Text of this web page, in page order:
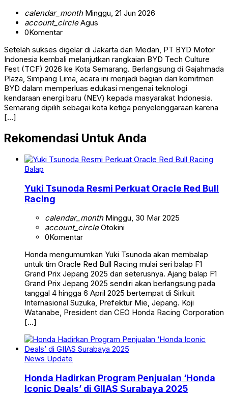
calendar_monthMinggu, 21 Jun 2026
account_circleAgus
0Komentar
Setelah sukses digelar di Jakarta dan Medan, PT BYD Motor
Indonesia kembali melanjutkan rangkaian BYD Tech Culture
Fest (TCF) 2026 ke Kota Semarang. Berlangsung di Gajahmada
Plaza, Simpang Lima, acara ini menjadi bagian dari komitmen
BYD dalam memperluas edukasi mengenai teknologi
kendaraan energi baru (NEV) kepada masyarakat Indonesia.
Semarang dipilih sebagai kota ketiga penyelenggaraan karena
[…]
Rekomendasi Untuk Anda
Balap
Yuki Tsunoda Resmi Perkuat Oracle Red Bull
Racing
calendar_monthMinggu, 30 Mar 2025
account_circleOtokini
0Komentar
Honda mengumumkan Yuki Tsunoda akan membalap
untuk tim Oracle Red Bull Racing mulai seri balap F1
Grand Prix Jepang 2025 dan seterusnya. Ajang balap F1
Grand Prix Jepang 2025 sendiri akan berlangsung pada
tanggal 4 hingga 6 April 2025 bertempat di Sirkuit
Internasional Suzuka, Prefektur Mie, Jepang. Koji
Watanabe, President dan CEO Honda Racing Corporation
[…]
News Update
Honda Hadirkan Program Penjualan ‘Honda
Iconic Deals’ ​di GIIAS Surabaya 2025